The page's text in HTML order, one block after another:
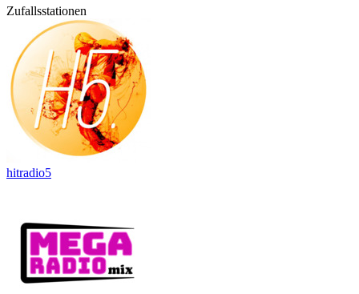
Zufallsstationen
hitradio5